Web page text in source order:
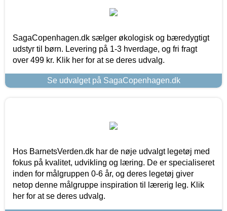
SagaCopenhagen.dk sælger økologisk og bæredygtigt
udstyr til børn. Levering på 1-3 hverdage, og fri fragt
over 499 kr. Klik her for at se deres udvalg.
Se udvalget på SagaCopenhagen.dk
Hos BarnetsVerden.dk har de nøje udvalgt legetøj med
fokus på kvalitet, udvikling og læring. De er specialiseret
inden for målgruppen 0-6 år, og deres legetøj giver
netop denne målgruppe inspiration til lærerig leg. Klik
her for at se deres udvalg.